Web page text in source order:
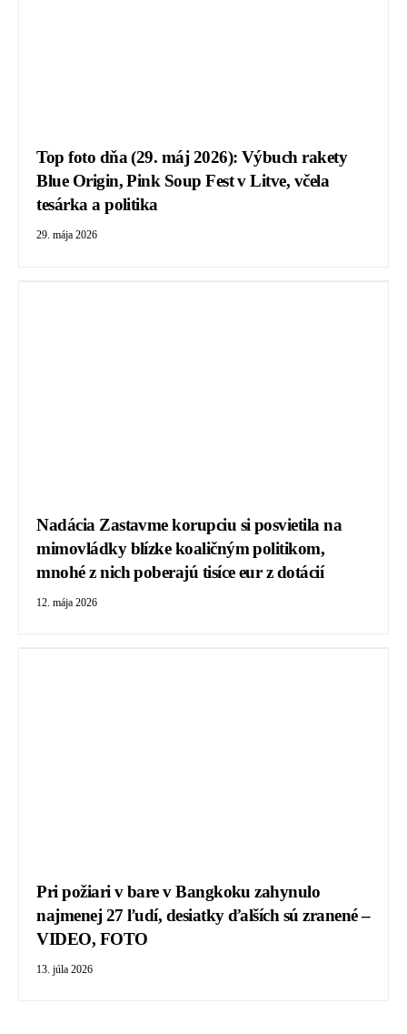
Top foto dňa (29. máj 2026): Výbuch rakety
Blue Origin, Pink Soup Fest v Litve, včela
tesárka a politika
29. mája 2026
Nadácia Zastavme korupciu si posvietila na
mimovládky blízke koaličným politikom,
mnohé z nich poberajú tisíce eur z dotácií
12. mája 2026
Pri požiari v bare v Bangkoku zahynulo
najmenej 27 ľudí, desiatky ďalších sú zranené –
VIDEO, FOTO
13. júla 2026